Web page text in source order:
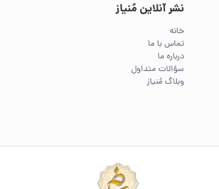
نشر آنلاین مُنیاز
خانه
تماس با ما
درباره ما
سؤالات متداول
وبلاگ مُنیاز